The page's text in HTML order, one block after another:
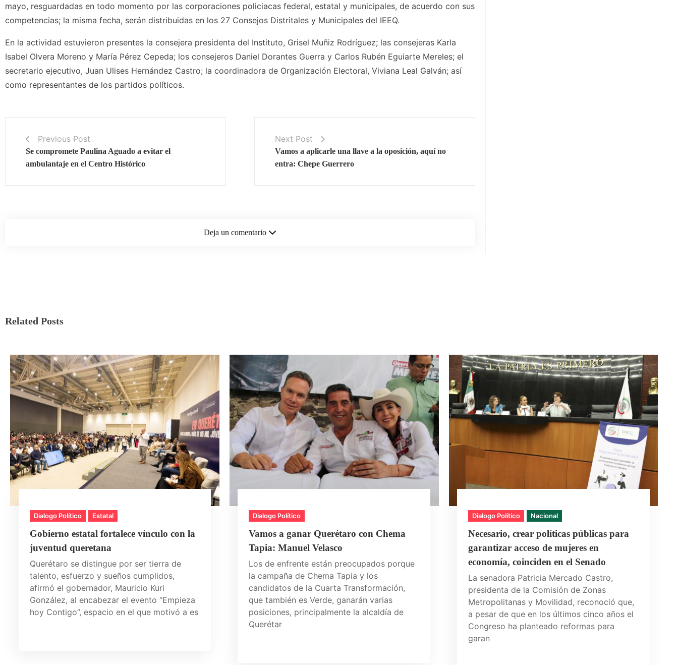
mayo, resguardadas en todo momento por las corporaciones policiacas federal, estatal y municipales, de acuerdo con sus
competencias; la misma fecha, serán distribuidas en los 27 Consejos Distritales y Municipales del IEEQ.
En la actividad estuvieron presentes la consejera presidenta del Instituto, Grisel Muñiz Rodríguez; las consejeras Karla
Isabel Olvera Moreno y María Pérez Cepeda; los consejeros Daniel Dorantes Guerra y Carlos Rubén Eguiarte Mereles; el
secretario ejecutivo, Juan Ulises Hernández Castro; la coordinadora de Organización Electoral, Viviana Leal Galván; así
como representantes de los partidos políticos.
Previous Post
Se compromete Paulina Aguado a evitar el
ambulantaje en el Centro Histórico
Next Post
Vamos a aplicarle una llave a la oposición, aquí no
entra: Chepe Guerrero
Deja un comentario
Related Posts
Dialogo Político Estatal
Gobierno estatal fortalece vínculo con la
juventud queretana
Querétaro se distingue por ser tierra de
talento, esfuerzo y sueños cumplidos,
afirmó el gobernador, Mauricio Kuri
González, al encabezar el evento “Empieza
hoy Contigo”, espacio en el que motivó a es
Dialogo Político
Vamos a ganar Querétaro con Chema
Tapia: Manuel Velasco
Los de enfrente están preocupados porque
la campaña de Chema Tapia y los
candidatos de la Cuarta Transformación,
que también es Verde, ganarán varias
posiciones, principalmente la alcaldía de
Querétar
Dialogo Político Nacional
Necesario, crear políticas públicas para
garantizar acceso de mujeres en
economía, coinciden en el Senado
La senadora Patricia Mercado Castro,
presidenta de la Comisión de Zonas
Metropolitanas y Movilidad, reconoció que,
a pesar de que en los últimos cinco años el
Congreso ha planteado reformas para
garan